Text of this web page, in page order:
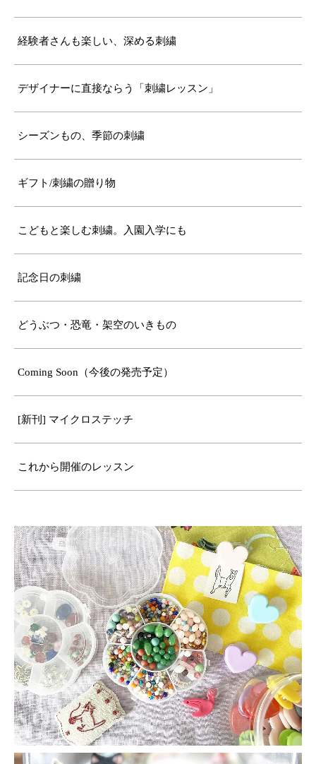
経験者さんも楽しい、深める刺繍
デザイナーに直接ならう「刺繍レッスン」
シーズンもの、季節の刺繍
ギフト/刺繍の贈り物
こどもと楽しむ刺繍。入園入学にも
記念日の刺繍
どうぶつ・恐竜・架空のいきもの
Coming Soon（今後の発売予定）
[新刊] マイクロステッチ
これから開催のレッスン